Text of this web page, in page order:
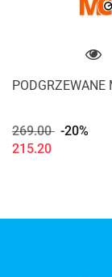
269.00 -20%
215.20